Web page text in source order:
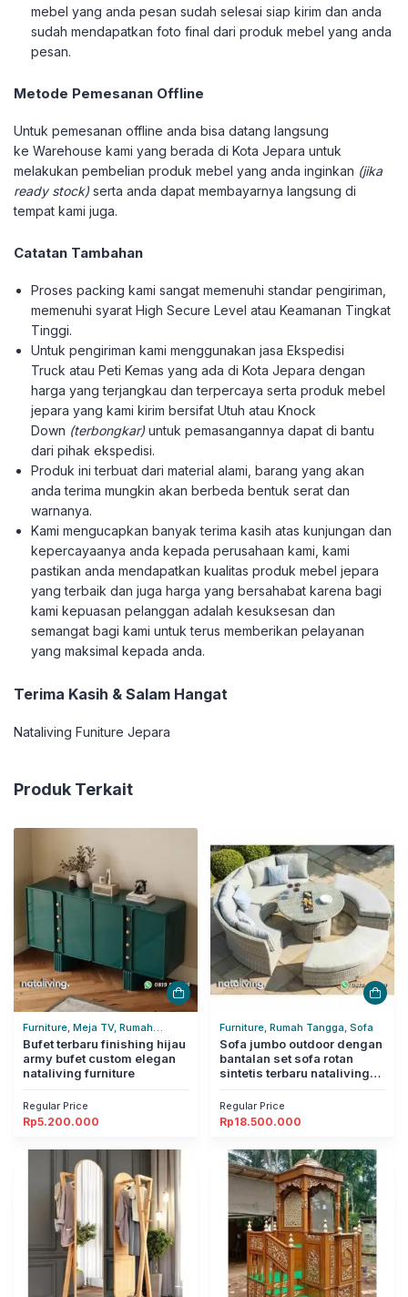
mebel yang anda pesan sudah selesai siap kirim dan anda
sudah mendapatkan foto final dari produk mebel yang anda
pesan.
Metode Pemesanan Offline
Untuk pemesanan offline anda bisa datang langsung
ke Warehouse kami yang berada di Kota Jepara untuk
melakukan pembelian produk mebel yang anda inginkan (jika
ready stock) serta anda dapat membayarnya langsung di
tempat kami juga.
Catatan Tambahan
Proses packing kami sangat memenuhi standar pengiriman,
memenuhi syarat High Secure Level atau Keamanan Tingkat
Tinggi.
Untuk pengiriman kami menggunakan jasa Ekspedisi
Truck atau Peti Kemas yang ada di Kota Jepara dengan
harga yang terjangkau dan terpercaya serta produk mebel
jepara yang kami kirim bersifat Utuh atau Knock
Down (terbongkar) untuk pemasangannya dapat di bantu
dari pihak ekspedisi.
Produk ini terbuat dari material alami, barang yang akan
anda terima mungkin akan berbeda bentuk serat dan
warnanya.
Kami mengucapkan banyak terima kasih atas kunjungan dan
kepercayaanya anda kepada perusahaan kami, kami
pastikan anda mendapatkan kualitas produk mebel jepara
yang terbaik dan juga harga yang bersahabat karena bagi
kami kepuasan pelanggan adalah kesuksesan dan
semangat bagi kami untuk terus memberikan pelayanan
yang maksimal kepada anda.
Terima Kasih & Salam Hangat
Nataliving Funiture Jepara
Produk Terkait
Furniture, Meja TV, Rumah
Tangga
Bufet terbaru finishing hijau
army bufet custom elegan
nataliving furniture
Regular Price
Rp5.200.000
Furniture, Rumah Tangga, Sofa
Sofa jumbo outdoor dengan
bantalan set sofa rotan
sintetis terbaru nataliving
Regular Price
Rp18.500.000